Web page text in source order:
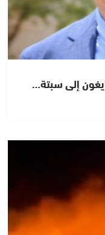
إلى سبتة…